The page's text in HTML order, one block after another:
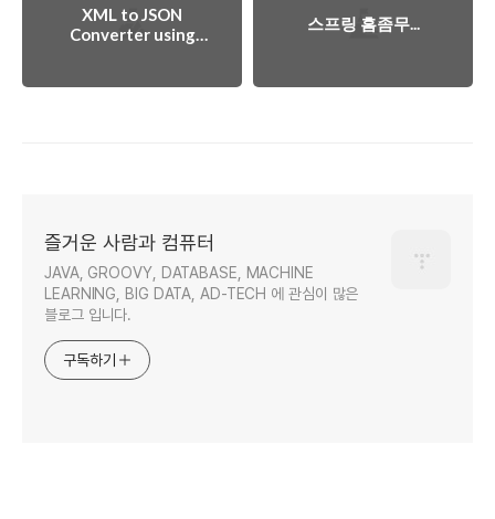
XML to JSON
Converter using
스프링 흠좀무...
즐거운 사람과 컴퓨터
JAVA, GROOVY, DATABASE, MACHINE
LEARNING, BIG DATA, AD-TECH 에 관심이 많은
블로그 입니다.
구독하기